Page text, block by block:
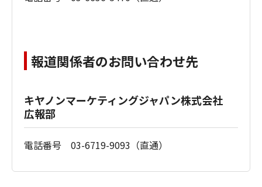
報道関係者のお問い合わせ先
キヤノンマーケティングジャパン株式会社
広報部
電話番号 03-6719-9093（直通）